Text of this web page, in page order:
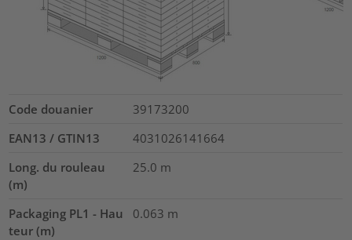
Code douanier
39173200
EAN13 / GTIN13
4031026141664
Long. du rouleau
(m)
25.0 m
Packaging PL1 - Hau
teur (m)
0.063 m